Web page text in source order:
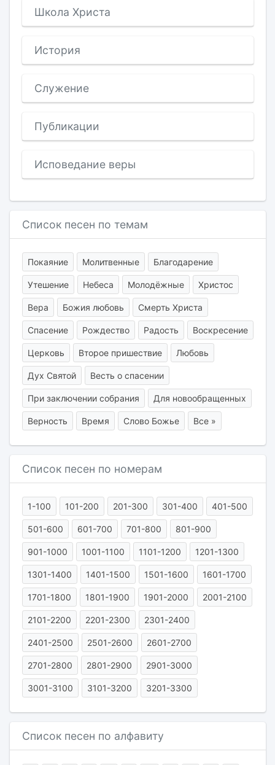
Школа Христа
История
Служение
Публикации
Исповедание веры
Список песен по темам
Покаяние Молитвенные Благодарение
Утешение Небеса Молодёжные Христос
Вера Божия любовь Смерть Христа
Спасение Рождество Радость Воскресение
Церковь Второе пришествие Любовь
Дух Святой Весть о спасении
При заключении собрания Для новообращенных
Верность Время Слово Божье Все »
Список песен по номерам
1-100 101-200 201-300 301-400 401-500
501-600 601-700 701-800 801-900
901-1000 1001-1100 1101-1200 1201-1300
1301-1400 1401-1500 1501-1600 1601-1700
1701-1800 1801-1900 1901-2000 2001-2100
2101-2200 2201-2300 2301-2400
2401-2500 2501-2600 2601-2700
2701-2800 2801-2900 2901-3000
3001-3100 3101-3200 3201-3300
Список песен по алфавиту